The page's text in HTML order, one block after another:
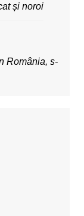
și noroi
România, s-